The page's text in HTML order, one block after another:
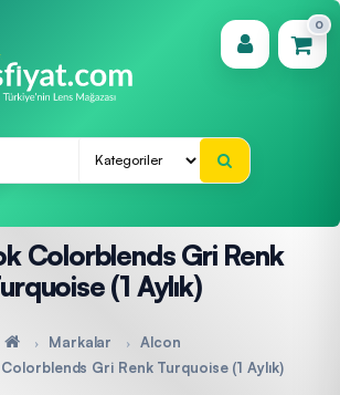
0
(0)
Colorblends Gri Renk
(1 Aylık)
Markalar
Alcon
Gri Renk Turquoise (1 Aylık)